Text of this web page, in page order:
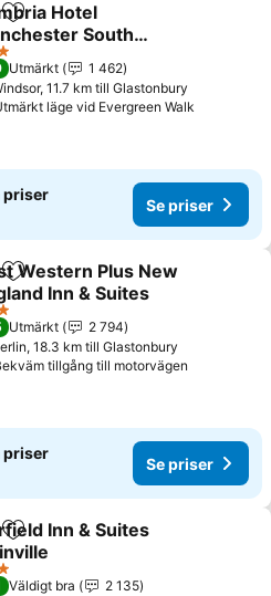
Lägg till i Mina Favoriter
Hotel
South
Utmärkt
1 462
11.7 km till Glastonbury
läge vid Evergreen Walk
priser
Se priser
Lägg till i Mina Favoriter
Western Plus New
Inn & Suites
Utmärkt
2 794
18.3 km till Glastonbury
tillgång till motorvägen
priser
Se priser
Lägg till i Mina Favoriter
Inn & Suites
Väldigt bra
2 135